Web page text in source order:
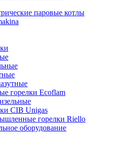
паровые котлы
горелки Ecoflam
CIB Unigas
горелки Riello
оборудование